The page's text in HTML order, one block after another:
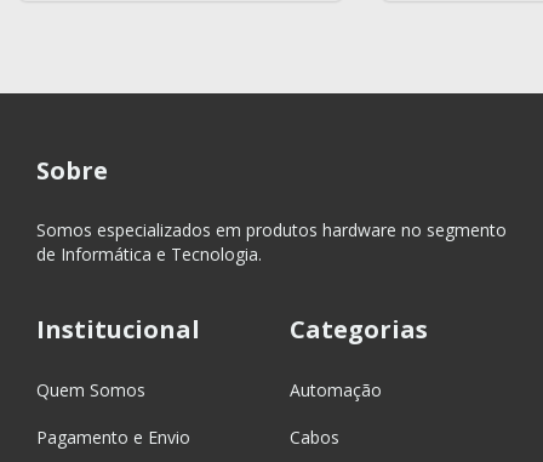
Sobre
Somos especializados em produtos hardware no segmento
de Informática e Tecnologia.
Institucional
Quem Somos
Pagamento e Envio
Categorias
Automação
Cabos